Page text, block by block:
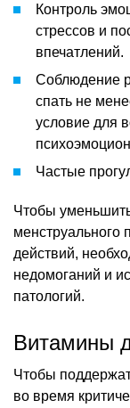
Контроль
стрессов и
впечатлений.
Соблюдение
спать не
условие для
Частые
Чтобы
менструального
действий,
недомоганий и
патологий.
Витамины
Чтобы
во время